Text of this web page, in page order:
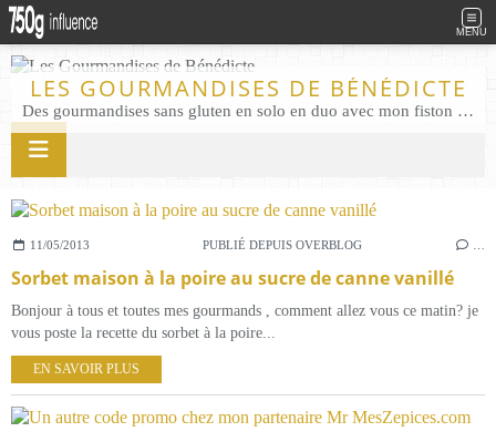
MENU
LES GOURMANDISES DE BÉNÉDICTE
Des gourmandises sans gluten en solo en duo avec mon fiston . Salé comme Sucré sans gluten éco responsable Les Gourmandises de Bénédicte gâteau produits locaux
11/05/2013 PUBLIÉ DEPUIS OVERBLOG
Sorbet maison à la poire au sucre de canne vanillé
Bonjour à tous et toutes mes gourmands , comment allez vous ce matin? je
vous poste la recette du sorbet à la poire...
EN SAVOIR PLUS